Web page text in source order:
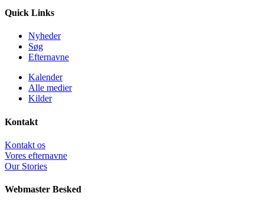
Quick Links
Nyheder
Søg
Efternavne
Kalender
Alle medier
Kilder
Kontakt
Kontakt os
Vores efternavne
Our Stories
Webmaster Besked